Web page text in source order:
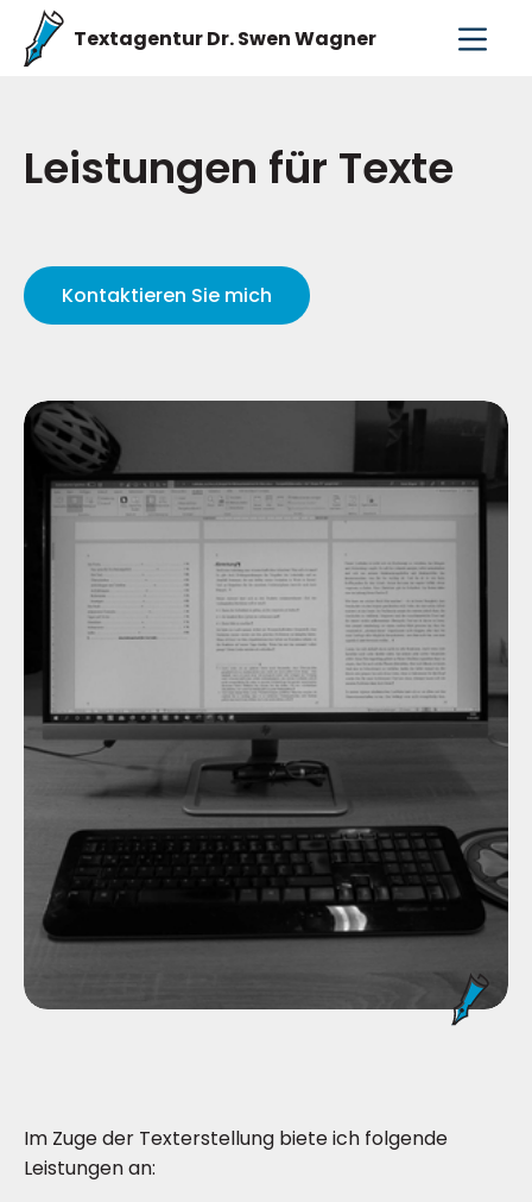
Textagentur Dr. Swen Wagner
Leistungen für Texte
Kontaktieren Sie mich
Im Zuge der Texterstellung biete ich folgende
Leistungen an: